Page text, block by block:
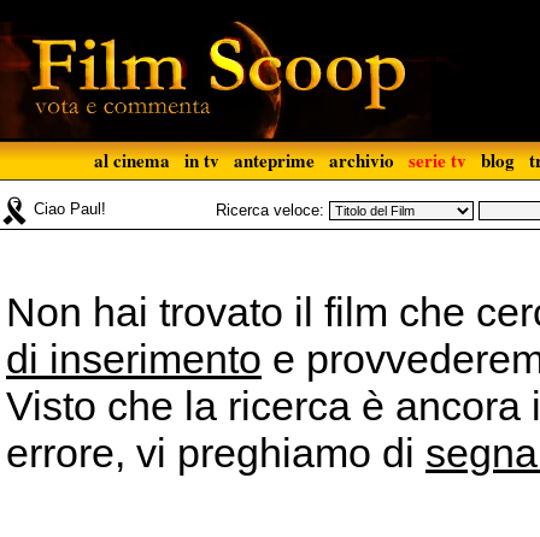
al cinema in tv anteprime archivio serie tv blog
Ciao Paul! Ricerca veloce:
Non hai trovato il film che
di inserimento e
Visto che la ricerca è
errore, vi preghiamo di